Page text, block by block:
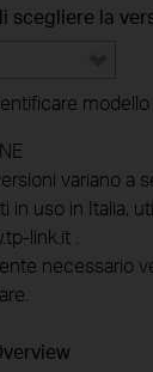
scegliere la
variano a
in uso in Italia,
link.it .
necessario